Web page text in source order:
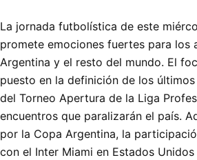
La jornada futbolística de este
promete emociones fuertes para los
Argentina y el resto del mundo. El
puesto en la definición de los
del Torneo Apertura de la Liga
encuentros que paralizarán el país.
por la Copa Argentina, la
con el Inter Miami en Estados